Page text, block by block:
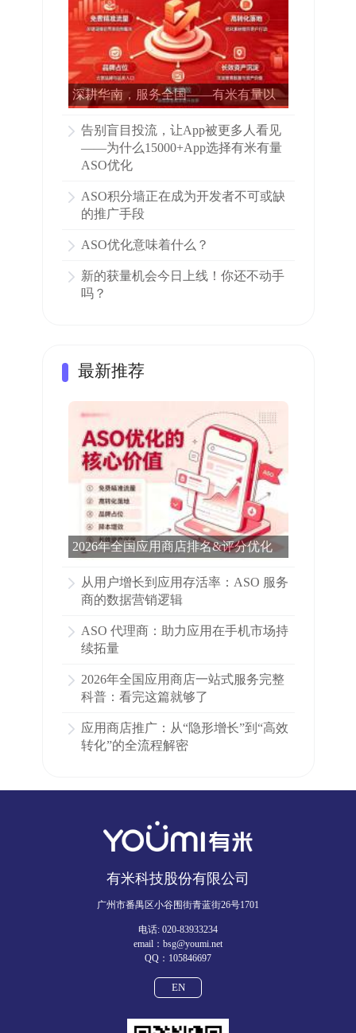
深耕华南，服务全国——有米有量以
告别盲目投流，让App被更多人看见
——为什么15000+App选择有米有量
ASO优化
ASO积分墙正在成为开发者不可或缺
的推广手段
ASO优化意味着什么？
新的获量机会今日上线！你还不动手
吗？
最新推荐
2026年全国应用商店排名&评分优化
从用户增长到应用存活率：ASO 服务
商的数据营销逻辑
ASO 代理商：助力应用在手机市场持
续拓量
2026年全国应用商店一站式服务完整
科普：看完这篇就够了
应用商店推广：从“隐形增长”到“高效
转化”的全流程解密
有米科技股份有限公司
广州市番禺区小谷围街青蓝街26号1701
电话: 020-83933234
email：bsg@youmi.net
QQ：105846697
EN